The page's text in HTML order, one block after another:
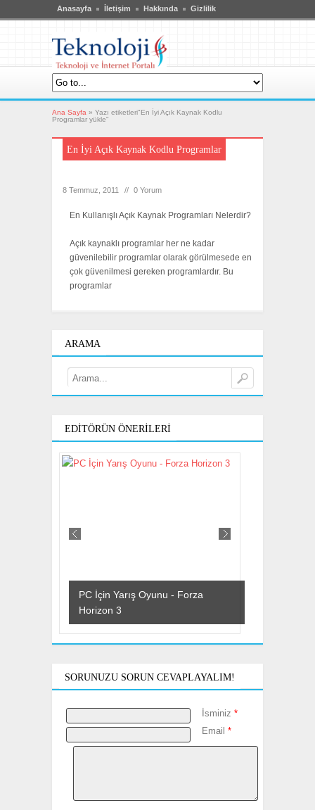
Anasayfa İletişim Hakkında Gizlilik
Ana Sayfa » Yazı etiketleri"En İyi Açık Kaynak Kodlu
Programlar yükle"
En İyi Açık Kaynak Kodlu Programlar
8 Temmuz, 2011 // 0 Yorum
En Kullanışlı Açık Kaynak Programları Nelerdir?
Açık kaynaklı programlar her ne kadar
güvenilebilir programlar olarak görülmesede en
çok güvenilmesi gereken programlardır. Bu
programlar
ARAMA
EDITÖRÜN ÖNERILERI
PC İçin Yarış Oyunu - Forza
Horizon 3
SORUNUZU SORUN CEVAPLAYALIM!
İsminiz *
Email *